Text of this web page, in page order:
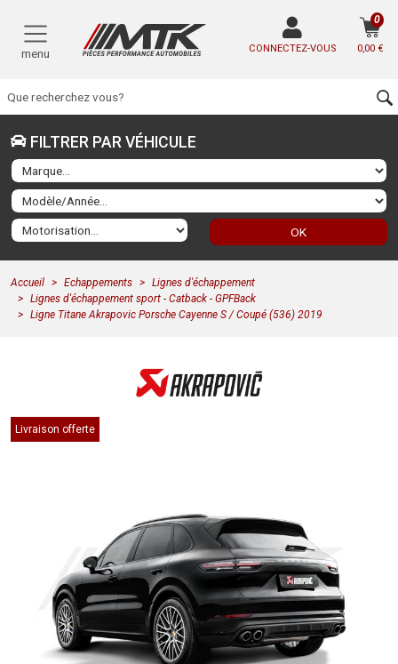
menu CONNECTEZ-VOUS 0,00 €
0
FILTRER PAR VÉHICULE
OK
Accueil Echappements
Lignes d'échappement
Lignes d'échappement sport - Catback - GPFBack
Ligne Titane Akrapovic Porsche Cayenne S / Coupé (536) 2019
Livraison offerte